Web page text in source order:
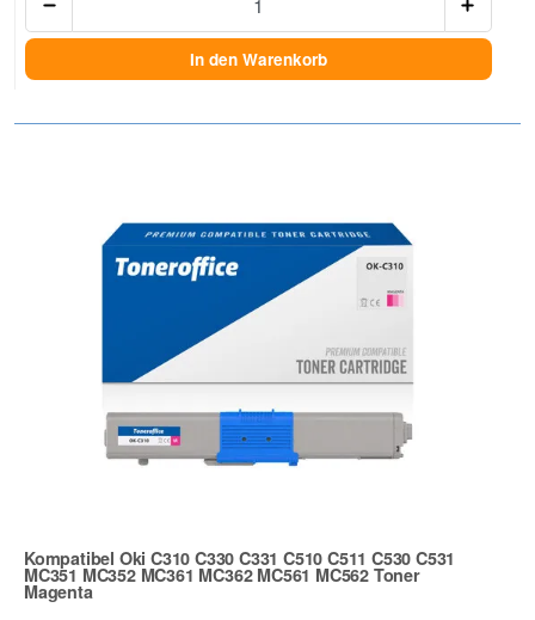
In den Warenkorb
Kompatibel Oki C310 C330 C331 C510 C511 C530 C531
MC351 MC352 MC361 MC362 MC561 MC562 Toner
Magenta
Zur Artikelbewertung